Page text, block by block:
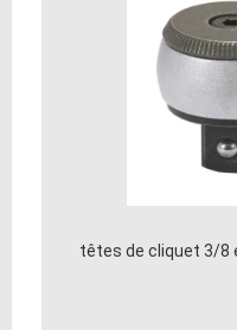
têtes de cliquet 3/8